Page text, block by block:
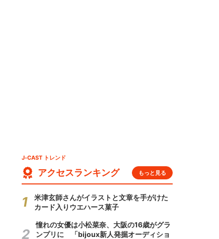
J-CAST トレンド
アクセスランキング もっと見る
米津玄師さんがイラストと文章を手がけた
カード入りウエハース菓子
憧れの女優は小松菜奈、大阪の16歳がグラ
ンプリに 「bijoux新人発掘オーディショ